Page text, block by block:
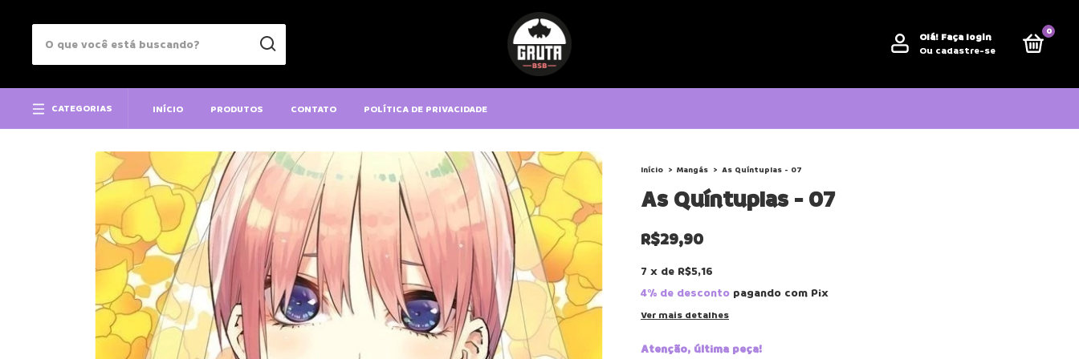
Olá! Faça login
Ou cadastre-se
0
CATEGORIAS INÍCIO PRODUTOS CONTATO POLÍTICA DE PRIVACIDADE
Início > Mangás > As Quíntuplas - 07
As Quíntuplas - 07
R$29,90
7 x de R$5,16
4% de desconto pagando com Pix
Ver mais detalhes
Atenção, última peça!